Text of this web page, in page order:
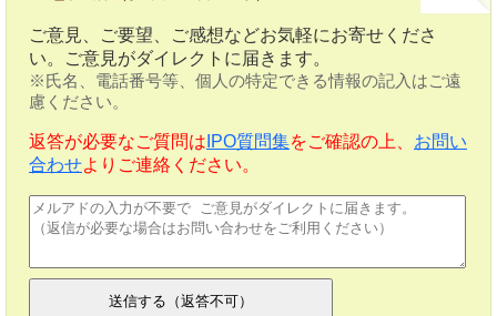
ご意見、ご要望、ご感想などお気軽にお寄せくださ
い。ご意見がダイレクトに届きます。
※氏名、電話番号等、個人の特定できる情報の記入はご遠
慮ください。
返答が必要なご質問は IPO質問集をご確認の上、 お問い
合わせよりご連絡ください。